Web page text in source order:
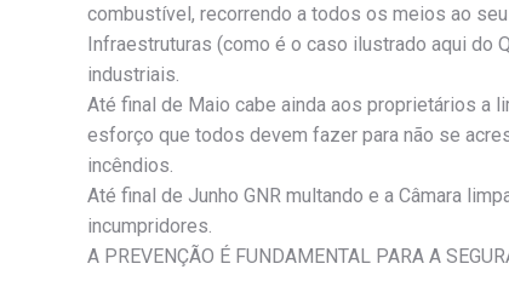
combustível, recorrendo a todos os meios ao
Infraestruturas (como é o caso ilustrado aqui do
industriais.
Até final de Maio cabe ainda aos proprietários a
esforço que todos devem fazer para não se
incêndios.
Até final de Junho GNR multando e a Câmara
incumpridores.
A PREVENÇÃO É FUNDAMENTAL PARA A